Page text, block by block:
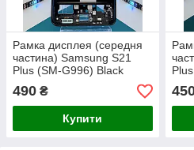
Рамка дисплея (середня
частина) Samsung S21
Plus (SM-G996) Black
490 ₴
Купити